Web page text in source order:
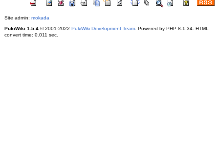
Site admin: mokada
PukiWiki 1.5.4© 2001-2022 PukiWiki Development Team. Powered by PHP 8.1.34. HTML
convert time: 0.011 sec.